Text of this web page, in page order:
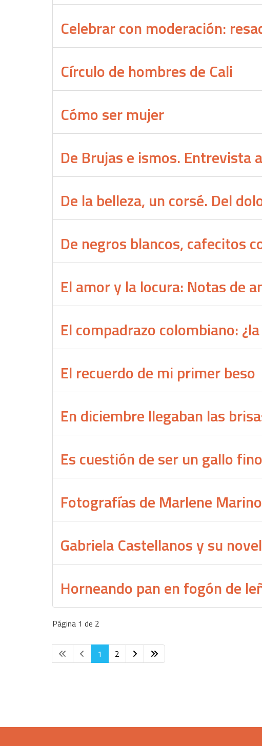
Celebrar con moderación:
Círculo de hombres de Cali
Cómo ser mujer
De Brujas e ismos. Entrevista
De la belleza, un corsé. Del
De negros blancos, cafecitos
El amor y la locura: Notas de
El compadrazo colombiano:
El recuerdo de mi primer beso
En diciembre llegaban las
Es cuestión de ser un gallo fino
Fotografías de Marlene Marino
Gabriela Castellanos y su
Horneando pan en fogón de
Página 1 de 2
1 2